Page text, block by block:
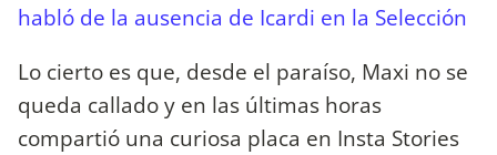
habló de la ausencia de Icardi en la Selección
Lo cierto es que, desde el paraíso, Maxi no se
queda callado y en las últimas horas
compartió una curiosa placa en Insta Stories